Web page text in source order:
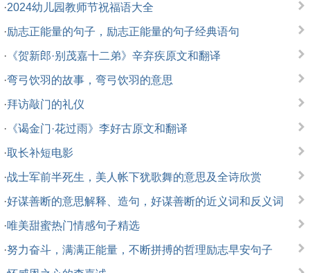
·2024幼儿园教师节祝福语大全
·励志正能量的句子，励志正能量的句子经典语句
· 《贺新郎·别茂嘉十二弟》辛弃疾原文和翻译
·弯弓饮羽的故事，弯弓饮羽的意思
·拜访敲门的礼仪
· 《谒金门·花过雨》李好古原文和翻译
·取长补短电影
·战士军前半死生，美人帐下犹歌舞的意思及全诗欣赏
·好谋善断的意思解释、造句，好谋善断的近义词和反义词
·唯美甜蜜热门情感句子精选
·努力奋斗，满满正能量，不断拼搏的哲理励志早安句子